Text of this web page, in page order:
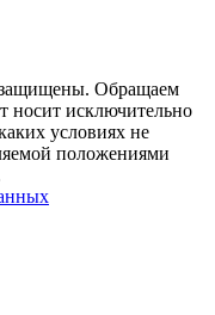
Обращаем
носит исключительно
условиях не
положениями